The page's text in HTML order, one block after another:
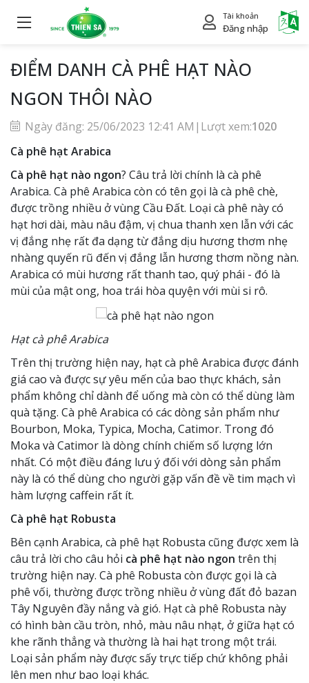
Tài khoản
Đăng nhập
ĐIỂM DANH CÀ PHÊ HẠT NÀO
NGON THÔI NÀO
Ngày đăng: 25/06/2023 12:41 AM | Lượt xem:1020
Cà phê hạt Arabica
Cà phê hạt nào ngon? Câu trả lời chính là cà phê
Arabica. Cà phê Arabica còn có tên gọi là cà phê chè,
được trồng nhiều ở vùng Cầu Đất. Loại cà phê này có
hạt hơi dài, màu nâu đậm, vị chua thanh xen lẫn với các
vị đắng nhẹ rất đa dạng từ đắng dịu hương thơm nhẹ
nhàng quyến rũ đến vị đắng lẫn hương thơm nồng nàn.
Arabica có mùi hương rất thanh tao, quý phái - đó là
mùi của mật ong, hoa trái hòa quyện với mùi si rô.
Hạt cà phê Arabica
Trên thị trường hiện nay, hạt cà phê Arabica được đánh
giá cao và được sự yêu mến của bao thực khách, sản
phẩm không chỉ dành để uống mà còn có thể dùng làm
quà tặng. Cà phê Arabica có các dòng sản phẩm như
Bourbon, Moka, Typica, Mocha, Catimor. Trong đó
Moka và Catimor là dòng chính chiếm số lượng lớn
nhất. Có một điều đáng lưu ý đối với dòng sản phẩm
này là có thể dùng cho người gặp vấn đề về tim mạch vì
hàm lượng caffein rất ít.
Cà phê hạt Robusta
Bên cạnh Arabica, cà phê hạt Robusta cũng được xem là
câu trả lời cho câu hỏi cà phê hạt nào ngon trên thị
trường hiện nay. Cà phê Robusta còn được gọi là cà
phê vối, thường được trồng nhiều ở vùng đất đỏ bazan
Tây Nguyên đầy nắng và gió. Hạt cà phê Robusta này
có hình bàn cầu tròn, nhỏ, màu nâu nhạt, ở giữa hạt có
khe rãnh thẳng và thường là hai hạt trong một trái.
Loại sản phẩm này được sấy trực tiếp chứ không phải
lên men như bao loại khác.